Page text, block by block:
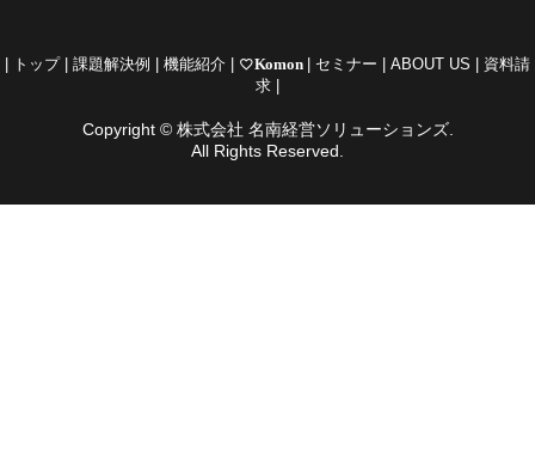
トップ 課題解決例 機能紹介 favorite_borderKomon セミナー ABOUT US
資料請
求
Copyright © 株式会社 名南経営ソリューションズ.
All Rights Reserved.